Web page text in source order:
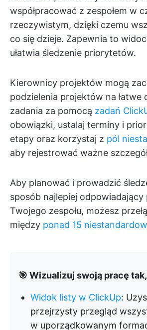
współpracować z zespołem w
rzeczywistym, dzięki czemu
co się dzieje. Zapewnia to
ułatwia śledzenie priorytetów.
Kierownicy projektów mogą
podzielenia projektów na łatwe
zadania za pomocą zadań
obowiązki, ustalaj terminy i
etapy oraz korzystaj z pól
aby rejestrować ważne
Aby planować i prowadzić
sposób najlepiej
Twojego zespołu, możesz
między ponad 15
🎯 Wizualizuj swoją pracę
Widok listy w ClickUp:
przejrzysty przegląd
w uporządkowanym